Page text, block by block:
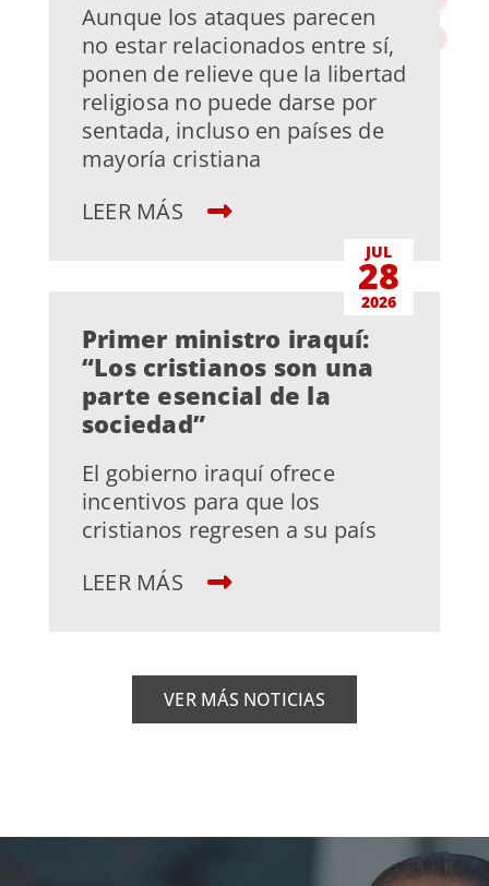
Aunque los ataques parecen
no estar relacionados entre sí,
ponen de relieve que la libertad
religiosa no puede darse por
sentada, incluso en países de
mayoría cristiana
LEER MÁS
JUL
28
2026
Primer ministro iraquí:
“Los cristianos son una
parte esencial de la
sociedad”
El gobierno iraquí ofrece
incentivos para que los
cristianos regresen a su país
LEER MÁS
VER MÁS NOTICIAS